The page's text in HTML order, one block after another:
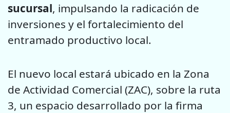
sucursal, impulsando la radicación de
inversiones y el fortalecimiento del
entramado productivo local.
El nuevo local estará ubicado en la Zona
de Actividad Comercial (ZAC), sobre la ruta
3, un espacio desarrollado por la firma